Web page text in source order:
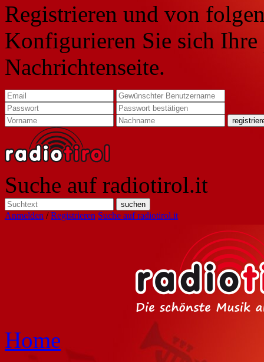
Registrieren und von
Konfigurieren Sie sich
Nachrichtenseite.
Suche auf radiotirol.it
Anmelden /Registrieren Suche auf radiotirol.it
Home